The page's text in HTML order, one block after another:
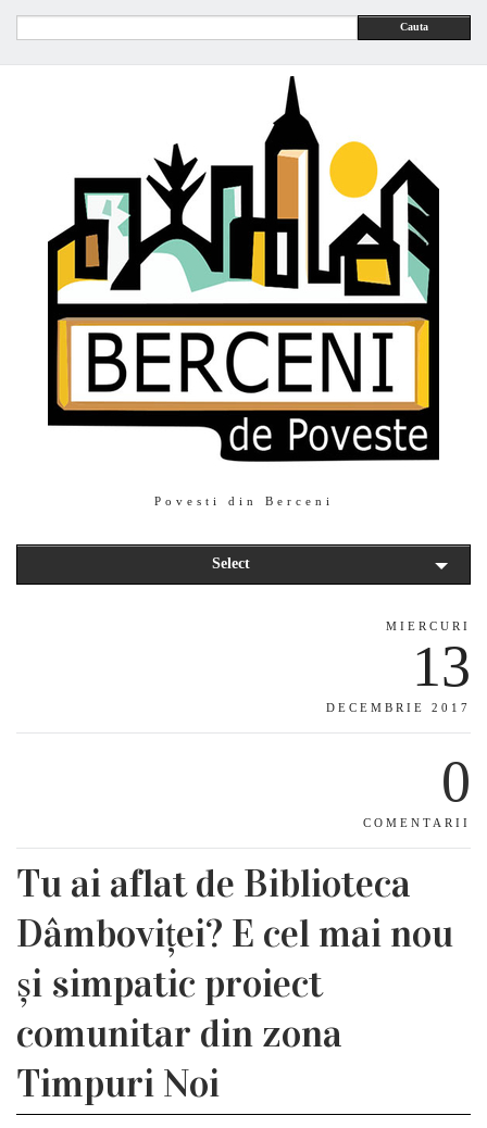
Cauta
Povesti din Berceni
Select
MIERCURI
13
DECEMBRIE 2017
0
COMENTARII
Tu ai aflat de Biblioteca
Dâmboviței? E cel mai nou
și simpatic proiect
comunitar din zona
Timpuri Noi